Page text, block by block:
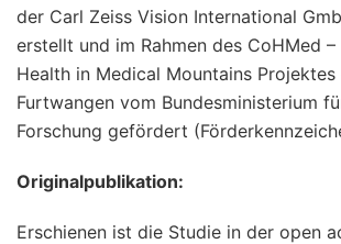
der Carl Zeiss Vision International
erstellt und im Rahmen des CoHMed
Health in Medical Mountains
Furtwangen vom Bundesministerium
Forschung gefördert
Originalpublikation:
Erschienen ist die Studie in der open